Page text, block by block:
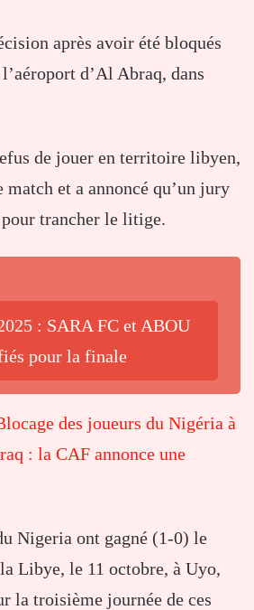
après avoir été bloqués
d’Al Abraq, dans
de jouer en territoire libyen,
et a annoncé qu’un jury
trancher le litige.
: SARA FC et ABOU
pour la finale
des joueurs du Nigéria à
: la CAF annonce une
Nigeria ont gagné (1-0) le
Libye, le 11 octobre, à Uyo,
la troisième journée de ces